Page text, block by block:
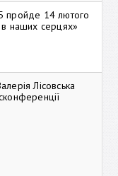
пройде 14 лютого
в наших серцях»
Лісовська